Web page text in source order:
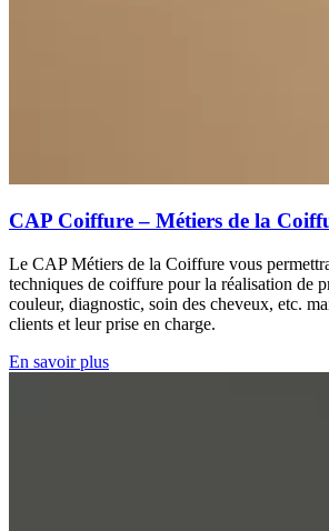
CAP Coiffure – Métiers de la
Le CAP Métiers de la Coiffure vous
techniques de coiffure pour la réalisation de
couleur, diagnostic, soin des cheveux, etc.
clients et leur prise en charge.
En savoir plus